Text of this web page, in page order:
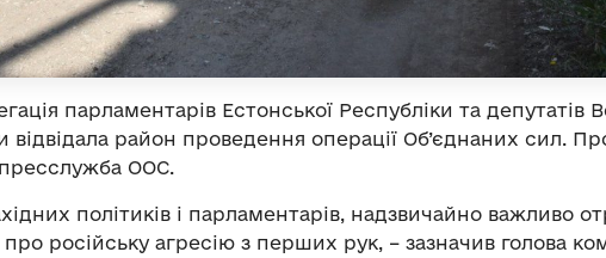
парламентарів Естонської Республіки та депутатів
відвідала район проведення операції Об’єднаних сил.
пресслужба ООС.
політиків і парламентарів, надзвичайно важливо
російську агресію з перших рук, – зазначив голова